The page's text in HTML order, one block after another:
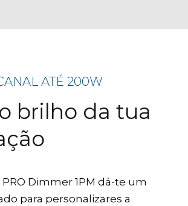
ATÉ 200W
brilho da tua
PRO Dimmer 1PM dá-te um
para personalizares a